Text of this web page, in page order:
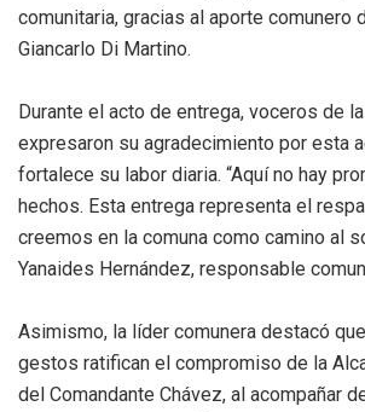
comunitaria, gracias al aporte comunero
Giancarlo Di Martino.
Durante el acto de entrega, voceros de
expresaron su agradecimiento por esta
fortalece su labor diaria. “Aquí no hay
hechos. Esta entrega representa el
creemos en la comuna como camino al
Yanaides Hernández, responsable
Asimismo, la líder comunera destacó
gestos ratifican el compromiso de la
del Comandante Chávez, al acompañar